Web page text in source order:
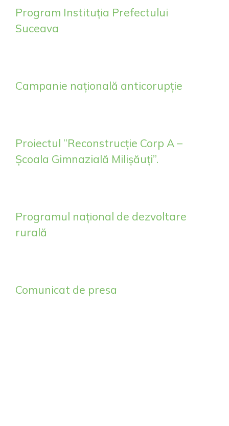
Program Instituția Prefectului
Suceava
Campanie națională anticorupție
Proiectul ”Reconstrucție Corp A –
Școala Gimnazială Milișăuți”.
Programul național de dezvoltare
rurală
Comunicat de presa